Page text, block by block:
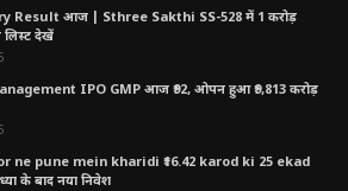
Result आज | Sthree Sakthi SS-528 में 1 करोड़
लिस्ट देखें
IPO GMP आज ₹92, ओपन हुआ ₹9,813 करोड़
ne pune mein kharidi ₹16.42 karod ki 25 ekad
के बाद नया निवेश